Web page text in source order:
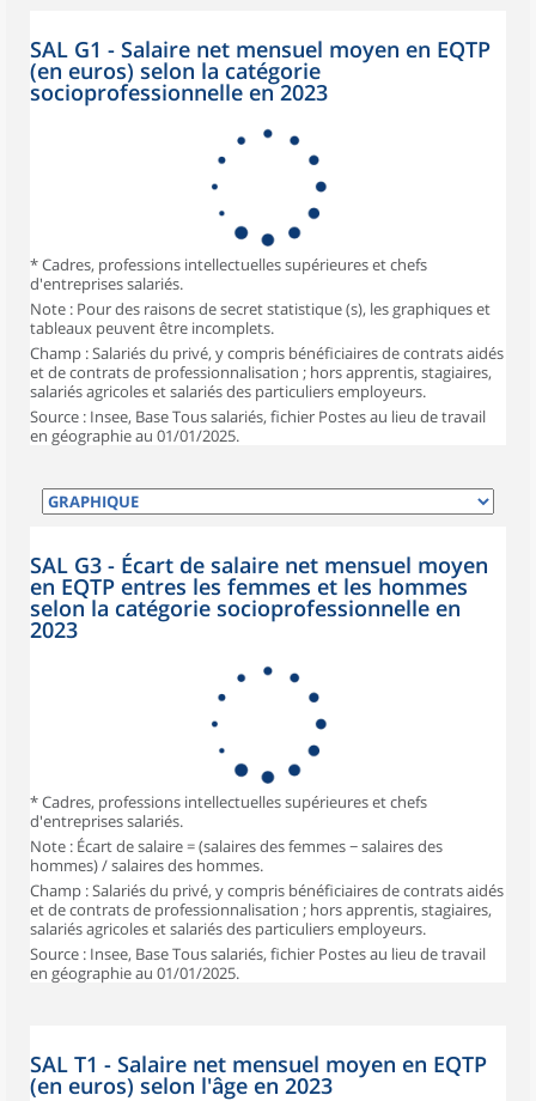
SAL G1 - Salaire net mensuel moyen en EQTP
(en euros) selon la catégorie
socioprofessionnelle en 2023
* Cadres, professions intellectuelles supérieures et chefs
d'entreprises salariés.
Note : Pour des raisons de secret statistique (s), les graphiques et
tableaux peuvent être incomplets.
Champ : Salariés du privé, y compris bénéficiaires de contrats aidés
et de contrats de professionnalisation ; hors apprentis, stagiaires,
salariés agricoles et salariés des particuliers employeurs.
Source : Insee, Base Tous salariés, fichier Postes au lieu de travail
en géographie au 01/01/2025.
SAL G3 - Écart de salaire net mensuel moyen
en EQTP entres les femmes et les hommes
selon la catégorie socioprofessionnelle en
2023
* Cadres, professions intellectuelles supérieures et chefs
d'entreprises salariés.
Note : Écart de salaire = (salaires des femmes − salaires des
hommes) / salaires des hommes.
Champ : Salariés du privé, y compris bénéficiaires de contrats aidés
et de contrats de professionnalisation ; hors apprentis, stagiaires,
salariés agricoles et salariés des particuliers employeurs.
Source : Insee, Base Tous salariés, fichier Postes au lieu de travail
en géographie au 01/01/2025.
SAL T1 - Salaire net mensuel moyen en EQTP
(en euros) selon l'âge en 2023